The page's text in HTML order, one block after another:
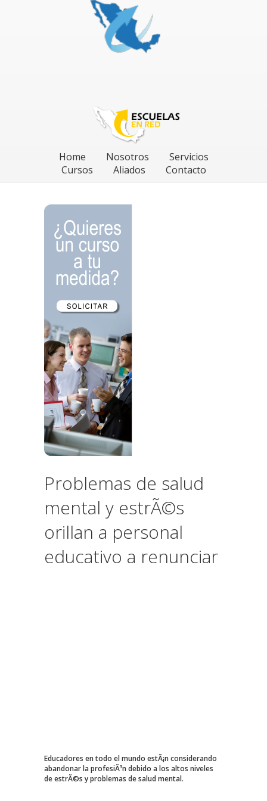
Home Nosotros
Servicios
Cursos
Aliados Contacto
Problemas de salud
mental y estrÃ©s
orillan a personal
educativo a renunciar
Educadores en todo el mundo estÃ¡n considerando
abandonar la profesiÃ³n debido a los altos niveles
de estrÃ©s y problemas de salud mental.